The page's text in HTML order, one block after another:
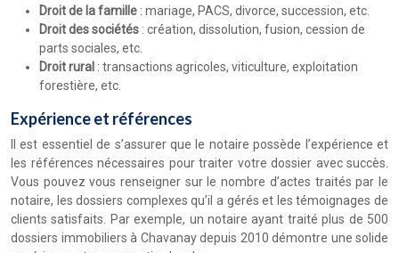
Droit de la famille : mariage, PACS, divorce, succession, etc.
Droit des sociétés : création, dissolution, fusion, cession de
parts sociales, etc.
Droit rural : transactions agricoles, viticulture, exploitation
forestière, etc.
Expérience et références
Il est essentiel de s’assurer que le notaire possède l’expérience et
les références nécessaires pour traiter votre dossier avec succès.
Vous pouvez vous renseigner sur le nombre d’actes traités par le
notaire, les dossiers complexes qu’il a gérés et les témoignages de
clients satisfaits. Par exemple, un notaire ayant traité plus de 500
dossiers immobiliers à Chavanay depuis 2010 démontre une solide